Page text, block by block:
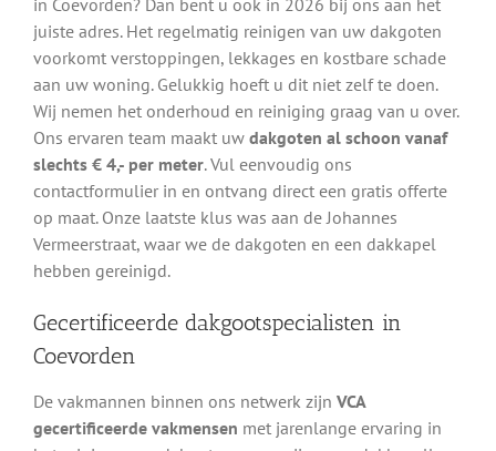
in Coevorden? Dan bent u ook in 2026 bij ons aan het
juiste adres. Het regelmatig reinigen van uw dakgoten
voorkomt verstoppingen, lekkages en kostbare schade
aan uw woning. Gelukkig hoeft u dit niet zelf te doen.
Wij nemen het onderhoud en reiniging graag van u over.
Ons ervaren team maakt uw dakgoten al schoon vanaf
slechts € 4,- per meter. Vul eenvoudig ons
contactformulier in en ontvang direct een gratis offerte
op maat. Onze laatste klus was aan de Johannes
Vermeerstraat, waar we de dakgoten en een dakkapel
hebben gereinigd.
Gecertificeerde dakgootspecialisten in
Coevorden
De vakmannen binnen ons netwerk zijn VCA
gecertificeerde vakmensen met jarenlange ervaring in